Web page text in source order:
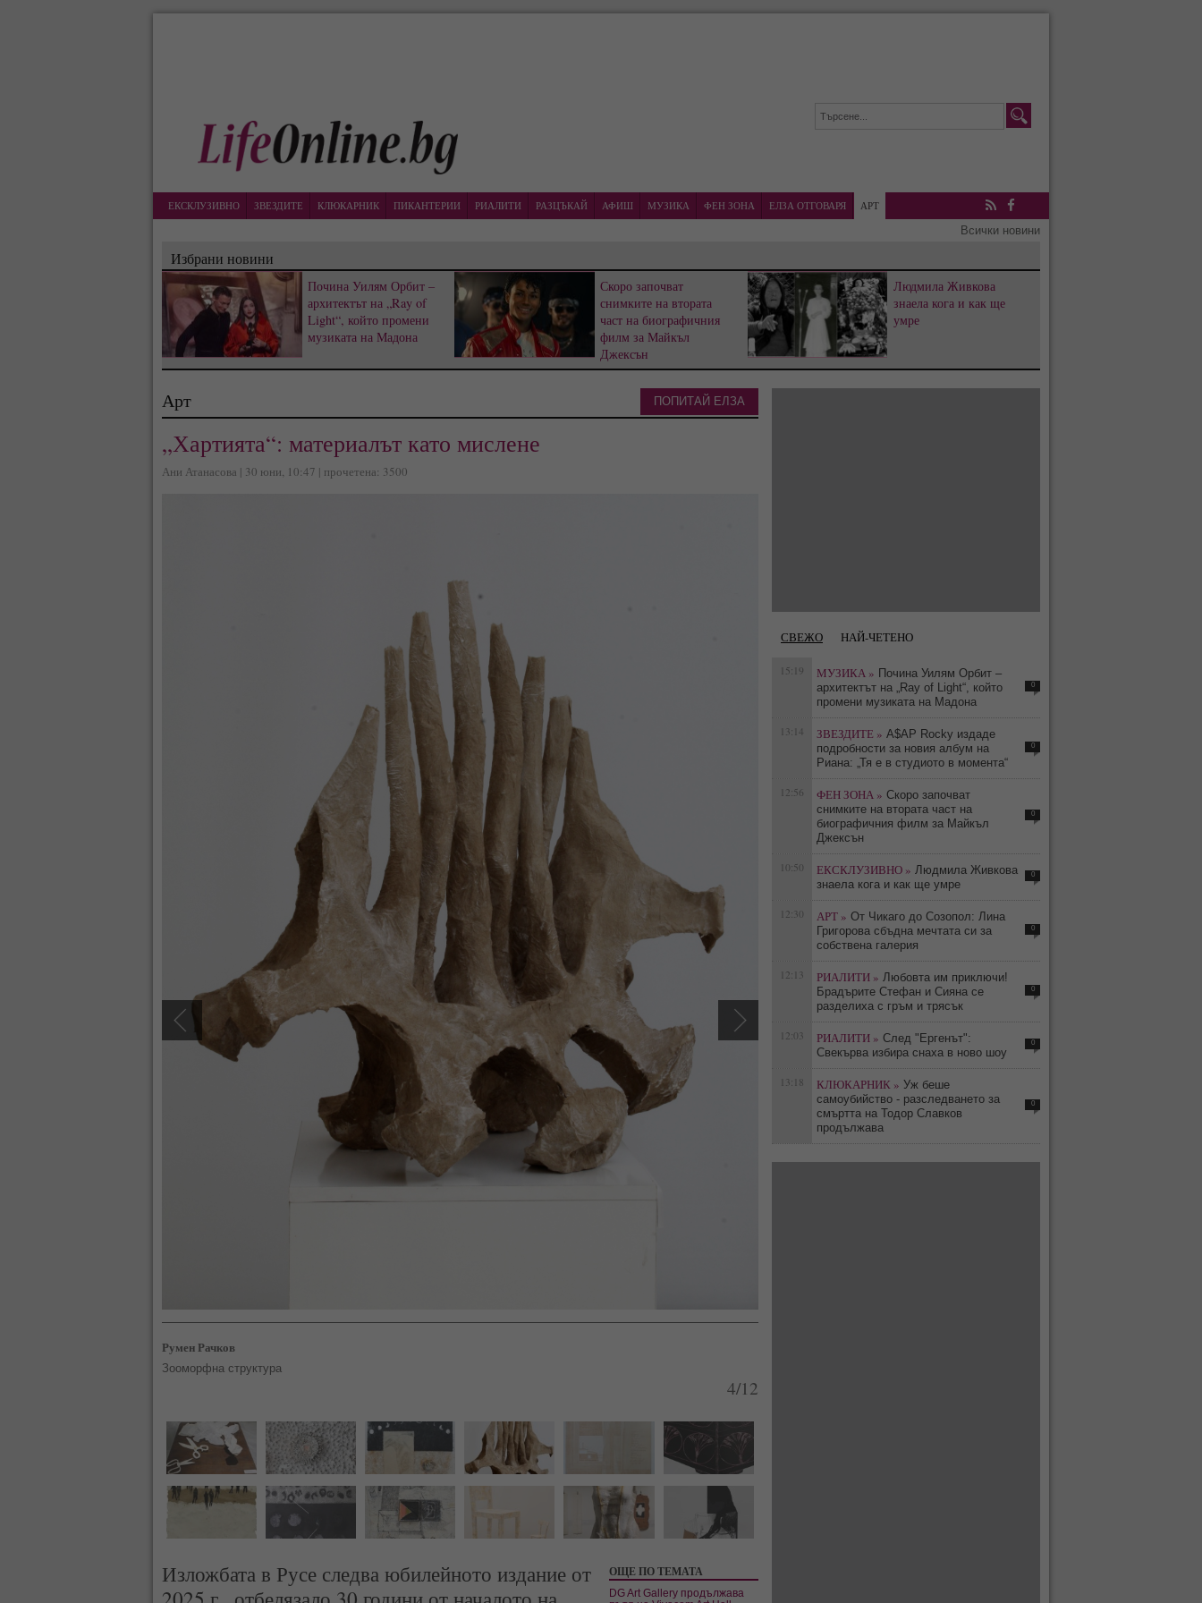
ЕКСКЛУЗИВНО ЗВЕЗДИТЕ КЛЮКАРНИК ПИКАНТЕРИИ РИАЛИТИ РАЗЦЪКАЙ АФИШ МУЗИКА ФЕН ЗОНА ЕЛЗА ОТГОВАРЯ
АРТ
RSS Facebook
Всички новини
Избрани новини
Почина Уилям Орбит –
архитектът на „Ray of
Light“, който промени
музиката на Мадона
Скоро започват
снимките на втората
част на биографичния
филм за Майкъл
Джексън
Людмила Живкова
знаела кога и как ще
умре
Арт
„Хартията“: материалът като мислене
Ани Атанасова | 30 юни, 10:47 | прочетена: 3500
Румен Рачков
Зооморфна структура
4/12
Изложбата в Русе следва юбилейното издание от
ОЩЕ ПО ТЕМАТА
DG Art Gallery продължава
ПОПИТАЙ ЕЛЗА
СВЕЖО НАЙ-ЧЕТЕНО
15:19 МУЗИКА » Почина Уилям Орбит –
архитектът на „Ray of Light“, който
промени музиката на Мадона
0
13:14 ЗВЕЗДИТЕ » A$AP Rocky издаде
подробности за новия албум на
Риана: „Тя е в студиото в момента“
0
12:56 ФЕН ЗОНА » Скоро започват
снимките на втората част на
биографичния филм за Майкъл
Джексън
0
10:50 ЕКСКЛУЗИВНО » Людмила Живкова
знаела кога и как ще умре
0
12:30 АРТ » От Чикаго до Созопол: Лина
Григорова сбъдна мечтата си за
собствена галерия
0
12:13 РИАЛИТИ » Любовта им приключи!
Брадърите Стефан и Сияна се
разделиха с гръм и трясък
0
12:03 РИАЛИТИ » След "Ергенът":
Свекърва избира снаха в ново шоу
0
13:18 КЛЮКАРНИК » Уж беше
самоубийство - разследването за
смъртта на Тодор Славков
продължава
0